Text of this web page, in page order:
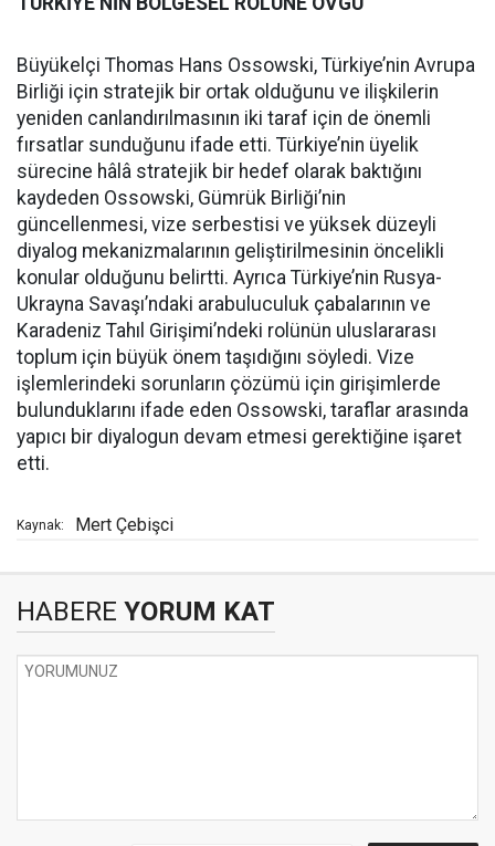
Büyükelçi Thomas Hans Ossowski, Türkiye’nin Avrupa
Birliği için stratejik bir ortak olduğunu ve ilişkilerin
yeniden canlandırılmasının iki taraf için de önemli
fırsatlar sunduğunu ifade etti. Türkiye’nin üyelik
sürecine hâlâ stratejik bir hedef olarak baktığını
kaydeden Ossowski, Gümrük Birliği’nin
güncellenmesi, vize serbestisi ve yüksek düzeyli
diyalog mekanizmalarının geliştirilmesinin öncelikli
konular olduğunu belirtti. Ayrıca Türkiye’nin Rusya-
Ukrayna Savaşı’ndaki arabuluculuk çabalarının ve
Karadeniz Tahıl Girişimi’ndeki rolünün uluslararası
toplum için büyük önem taşıdığını söyledi. Vize
işlemlerindeki sorunların çözümü için girişimlerde
bulunduklarını ifade eden Ossowski, taraflar arasında
yapıcı bir diyalogun devam etmesi gerektiğine işaret
etti.
Kaynak: Mert Çebişci
HABERE YORUM KAT